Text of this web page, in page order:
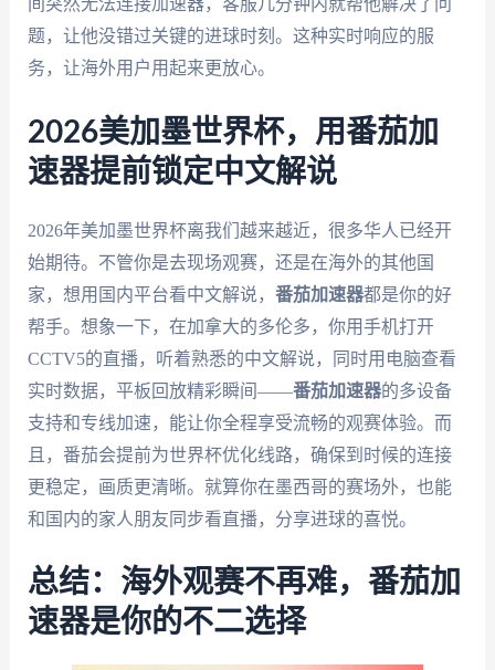
间突然无法连接加速器，客服几分钟内就帮他解决了问
题，让他没错过关键的进球时刻。这种实时响应的服
务，让海外用户用起来更放心。
2026美加墨世界杯，用番茄加
速器提前锁定中文解说
2026年美加墨世界杯离我们越来越近，很多华人已经开
始期待。不管你是去现场观赛，还是在海外的其他国
家，想用国内平台看中文解说， 番茄加速器都是你的好
帮手。想象一下，在加拿大的多伦多，你用手机打开
CCTV5的直播，听着熟悉的中文解说，同时用电脑查看
实时数据，平板回放精彩瞬间——番茄加速器的多设备
支持和专线加速，能让你全程享受流畅的观赛体验。而
且，番茄会提前为世界杯优化线路，确保到时候的连接
更稳定，画质更清晰。就算你在墨西哥的赛场外，也能
和国内的家人朋友同步看直播，分享进球的喜悦。
总结：海外观赛不再难，番茄加
速器是你的不二选择